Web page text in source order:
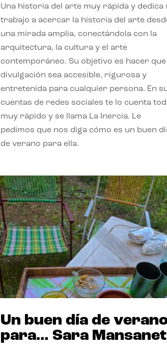
Una historia del arte muy rápida y dedica
trabajo a acercar la historia del arte
una mirada amplia, conectándola con la
arquitectura, la cultura y el arte
contemporáneo. Su objetivo es hacer que
divulgación sea accesible, rigurosa y
entretenida para cualquier persona. En
cuentas de redes sociales te lo cuenta
muy rápido y se llama La Inercia. Le
pedimos que nos diga cómo es un buen
de verano para ella.
Un buen día de
para… Sara Mansanet